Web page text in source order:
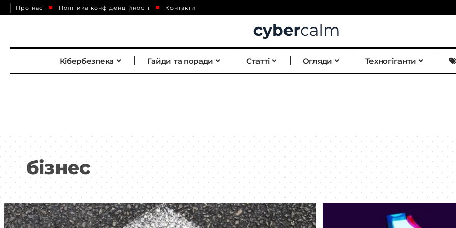
Про нас Політика конфіденційності Контакти
Кібербезпека Гайди та поради Статті Огляди Техногіганти
бізнес